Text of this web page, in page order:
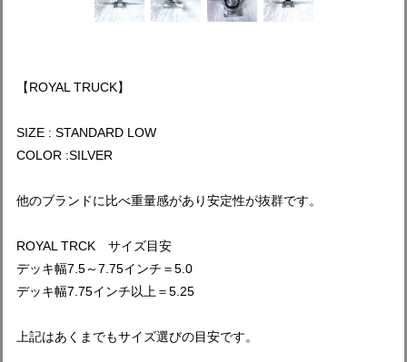
【ROYAL TRUCK】
SIZE : STANDARD LOW
COLOR :SILVER
他のブランドに比べ重量感があり安定性が抜群です。
ROYAL TRCK サイズ目安
デッキ幅7.5～7.75インチ＝5.0
デッキ幅7.75インチ以上＝5.25
上記はあくまでもサイズ選びの目安です。